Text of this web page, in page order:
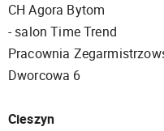
CH Agora Bytom
- salon Time Trend
Pracownia
Dworcowa 6
Cieszyn